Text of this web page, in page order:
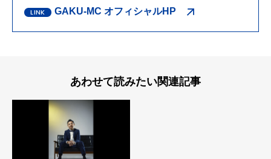
GAKU-MC オフィシャルHP
あわせて読みたい関連記事